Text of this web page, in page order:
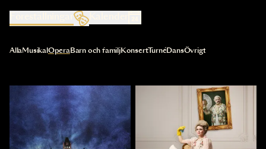
Kalender
Val av kategori uppdaterar innehållet automatiskt
AllaMusikal OperaBarn och familjKonsertTurnéDansÖvrigt